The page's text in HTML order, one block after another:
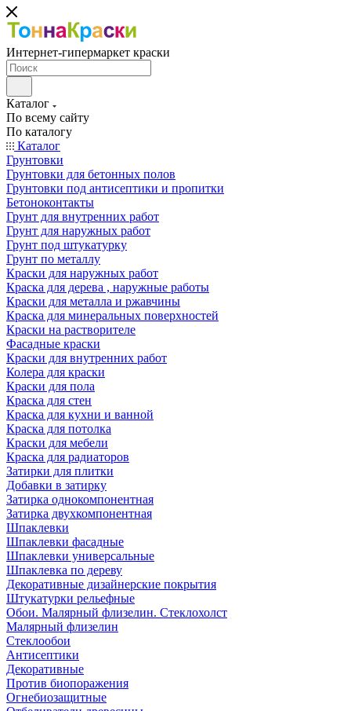
Интернет-гипермаркет краски
Каталог
По всему сайту
По каталогу
Каталог
Грунтовки
Грунтовки для бетонных полов
Грунтовки под антисептики и пропитки
Бетоноконтакты
Грунт для внутренних работ
Грунт для наружных работ
Грунт под штукатурку
Грунт по металлу
Краски для наружных работ
Краска для дерева , наружные работы
Краски для металла и ржавчины
Краска для минеральных поверхностей
Краски на растворителе
Фасадные краски
Краски для внутренних работ
Колера для краски
Краски для пола
Краска для стен
Краска для кухни и ванной
Краска для потолка
Краски для мебели
Краска для радиаторов
Затирки для плитки
Добавки в затирку
Затирка однокомпонентная
Затирка двухкомпонентная
Шпаклевки
Шпаклевки фасадные
Шпаклевки универсальные
Шпаклевка по дереву
Декоративные дизайнерские покрытия
Штукатурки рельефные
Обои. Малярный флизелин. Стеклохолст
Малярный флизелин
Стеклообои
Антисептики
Декоративные
Против биопоражения
Огнебиозащитные